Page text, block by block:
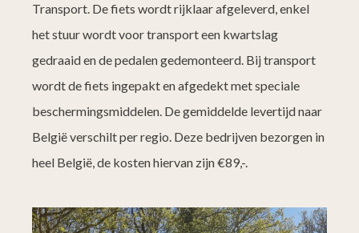
Transport. De fiets wordt rijklaar afgeleverd, enkel
het stuur wordt voor transport een kwartslag
gedraaid en de pedalen gedemonteerd. Bij transport
wordt de fiets ingepakt en afgedekt met speciale
beschermingsmiddelen. De gemiddelde levertijd naar
België verschilt per regio. Deze bedrijven bezorgen in
heel België, de kosten hiervan zijn €89,-.